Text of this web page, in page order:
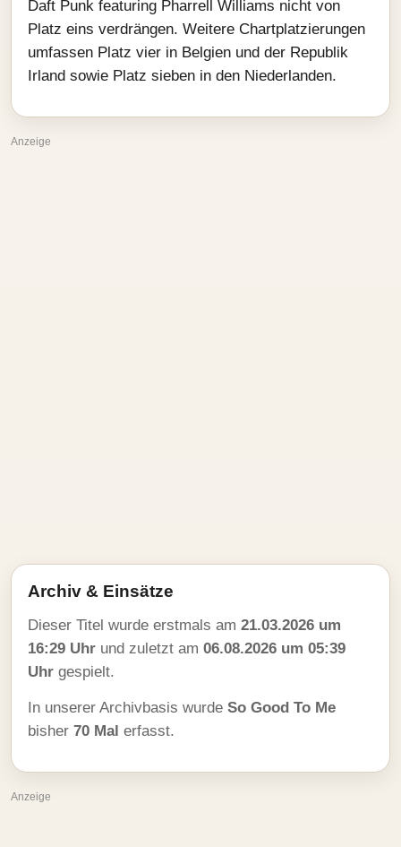
Daft Punk featuring Pharrell Williams nicht von
Platz eins verdrängen. Weitere Chartplatzierungen
umfassen Platz vier in Belgien und der Republik
Irland sowie Platz sieben in den Niederlanden.
Anzeige
Archiv & Einsätze
Dieser Titel wurde erstmals am 21.03.2026 um
16:29 Uhr und zuletzt am 06.08.2026 um 05:39
Uhr gespielt.
In unserer Archivbasis wurde So Good To Me
bisher 70 Mal erfasst.
Anzeige